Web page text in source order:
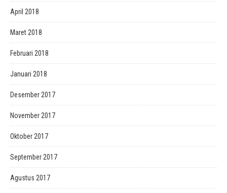
April 2018
Maret 2018
Februari 2018
Januari 2018
Desember 2017
November 2017
Oktober 2017
September 2017
Agustus 2017